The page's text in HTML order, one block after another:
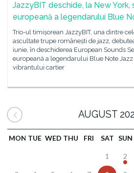
JazzyBIT deschide, la New York,
europeană a legendarului Blue
Trio-ul timișorean JazzyBIT, una dintre
ascultate trupe românești de jazz,
iunie, în deschiderea European Sounds
europeană a legendarului Blue Note
vibrantului cartier
AUGUST
MON TUE WED THU FRI SAT SUN
1 2